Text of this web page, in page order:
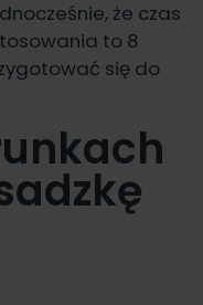
że czas
to 8
się do